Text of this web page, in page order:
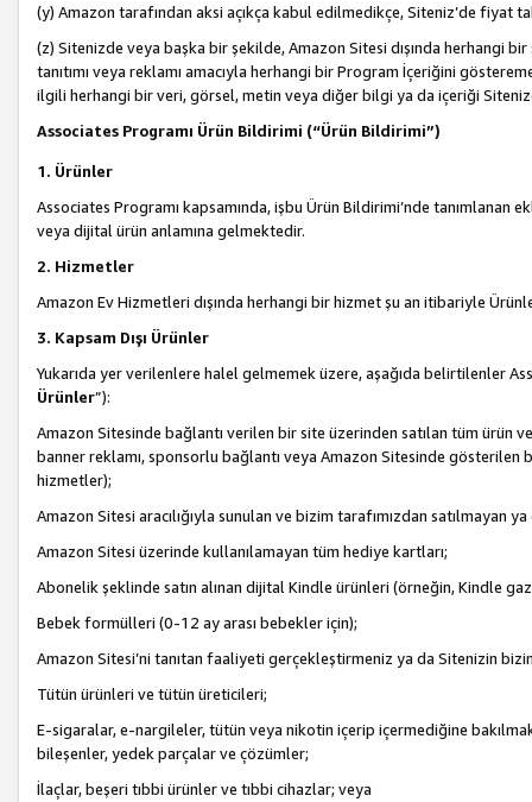
(y) Amazon tarafından aksi açıkça kabul edilmedikçe, Siteniz’de fiyat
(z) Sitenizde veya başka bir şekilde, Amazon Sitesi dışında herhangi
tanıtımı veya reklamı amacıyla herhangi bir Program İçeriğini
ilgili herhangi bir veri, görsel, metin veya diğer bilgi ya da içeriği
Associates Programı Ürün Bildirimi (“Ürün Bildirimi”)
1. Ürünler
Associates Programı kapsamında, işbu Ürün Bildirimi’nde
veya dijital ürün anlamına gelmektedir.
2. Hizmetler
Amazon Ev Hizmetleri dışında herhangi bir hizmet şu an itibariyle
3. Kapsam Dışı Ürünler
Yukarıda yer verilenlere halel gelmemek üzere, aşağıda belirtilenler
Ürünler”):
Amazon Sitesinde bağlantı verilen bir site üzerinden satılan tüm ürün
banner reklamı, sponsorlu bağlantı veya Amazon Sitesinde gösterilen
hizmetler);
Amazon Sitesi aracılığıyla sunulan ve bizim tarafımızdan satılmayan
Amazon Sitesi üzerinde kullanılamayan tüm hediye kartları;
Abonelik şeklinde satın alınan dijital Kindle ürünleri (örneğin, Kindle
Bebek formülleri (0-12 ay arası bebekler için);
Amazon Sitesi’ni tanıtan faaliyeti gerçekleştirmeniz ya da Sitenizin
Tütün ürünleri ve tütün üreticileri;
E-sigaralar, e-nargileler, tütün veya nikotin içerip içermediğine
bileşenler, yedek parçalar ve çözümler;
İlaçlar, beşeri tıbbi ürünler ve tıbbi cihazlar; veya